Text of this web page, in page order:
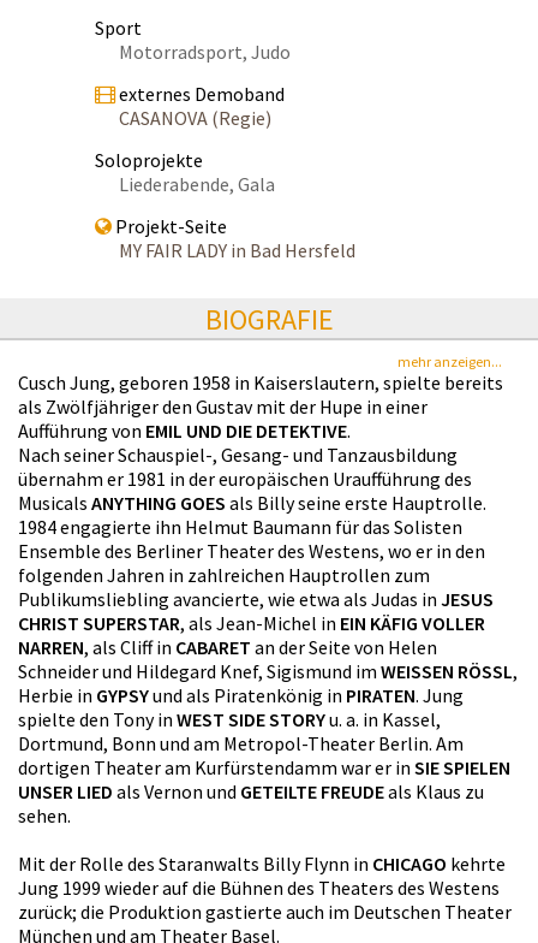
Sport
Motorradsport, Judo
externes Demoband
CASANOVA (Regie)
Soloprojekte
Liederabende, Gala
Projekt-Seite
MY FAIR LADY in Bad Hersfeld
BIOGRAFIE
mehr anzeigen...
Cusch Jung, geboren 1958 in Kaiserslautern, spielte bereits
als Zwölfjähriger den Gustav mit der Hupe in einer
Aufführung von EMIL UND DIE DETEKTIVE.
Nach seiner Schauspiel-, Gesang- und Tanzausbildung
übernahm er 1981 in der europäischen Uraufführung des
Musicals ANYTHING GOES als Billy seine erste Hauptrolle.
1984 engagierte ihn Helmut Baumann für das Solisten
Ensemble des Berliner Theater des Westens, wo er in den
folgenden Jahren in zahlreichen Hauptrollen zum
Publikumsliebling avancierte, wie etwa als Judas in JESUS
CHRIST SUPERSTAR, als Jean-Michel in EIN KÄFIG VOLLER
NARREN, als Cliff in CABARET an der Seite von Helen
Schneider und Hildegard Knef, Sigismund im WEISSEN RÖSSL,
Herbie in GYPSYund als Piratenkönig in PIRATEN. Jung
spielte den Tony in WEST SIDE STORYu. a. in Kassel,
Dortmund, Bonn und am Metropol-Theater Berlin. Am
dortigen Theater am Kurfürstendamm war er in SIE SPIELEN
UNSER LIED als Vernon und GETEILTE FREUDEals Klaus zu
sehen.
Mit der Rolle des Staranwalts Billy Flynn in CHICAGO kehrte
Jung 1999 wieder auf die Bühnen des Theaters des Westens
zurück; die Produktion gastierte auch im Deutschen Theater
München und am Theater Basel.